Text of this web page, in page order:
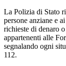
La Polizia di Stato
persone anziane e
richieste di denaro
appartenenti alle
segnalando ogni
112.